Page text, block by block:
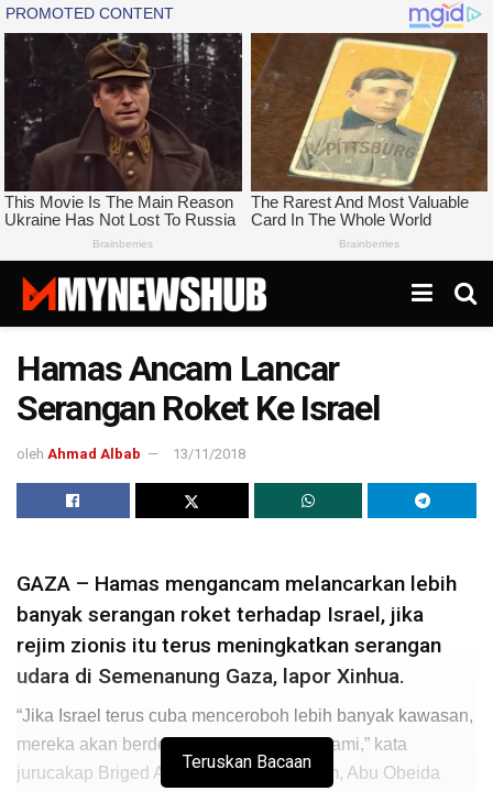
Hamas Ancam Lancar
Serangan Roket Ke Israel
oleh Ahmad Albab 13/11/2018
GAZA – Hamas mengancam melancarkan lebih
banyak serangan roket terhadap Israel, jika
rejim zionis itu terus meningkatkan serangan
udara di Semenanung Gaza, lapor Xinhua.
“Jika Israel terus cuba menceroboh lebih banyak kawasan,
mereka akan berdepan serangan roket kami,” kata
jurucakap Briged Abu Sayeed al-Qassam, Abu Obeida
Teruskan Bacaan